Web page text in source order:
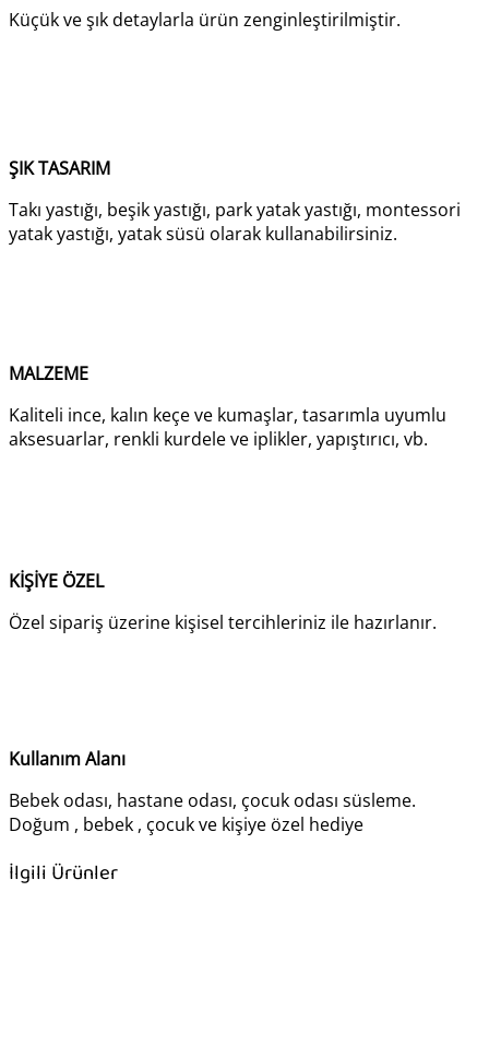
Küçük ve şık detaylarla ürün zenginleştirilmiştir.
ŞIK TASARIM
Takı yastığı, beşik yastığı, park yatak yastığı, montessori
yatak yastığı, yatak süsü olarak kullanabilirsiniz.
MALZEME
Kaliteli ince, kalın keçe ve kumaşlar, tasarımla uyumlu
aksesuarlar, renkli kurdele ve iplikler, yapıştırıcı, vb.
KİŞİYE ÖZEL
Özel sipariş üzerine kişisel tercihleriniz ile hazırlanır.
Kullanım Alanı
Bebek odası, hastane odası, çocuk odası süsleme.
Doğum , bebek , çocuk ve kişiye özel hediye
İlgili Ürünler